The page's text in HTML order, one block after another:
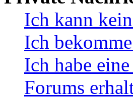
Ich kann
Ich
Ich habe
Forums